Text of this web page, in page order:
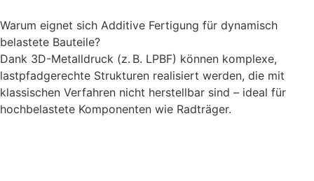
Warum eignet sich Additive Fertigung für dynamisch
belastete Bauteile?
Dank 3D-Metalldruck (z. B. LPBF) können komplexe,
lastpfadgerechte Strukturen realisiert werden, die mit
klassischen Verfahren nicht herstellbar sind – ideal für
hochbelastete Komponenten wie Radträger.